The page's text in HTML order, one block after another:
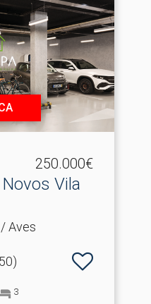
250.000€
Vila
Aves
3